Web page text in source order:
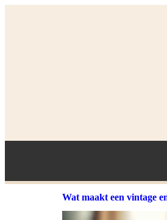
Wat maakt een vintage